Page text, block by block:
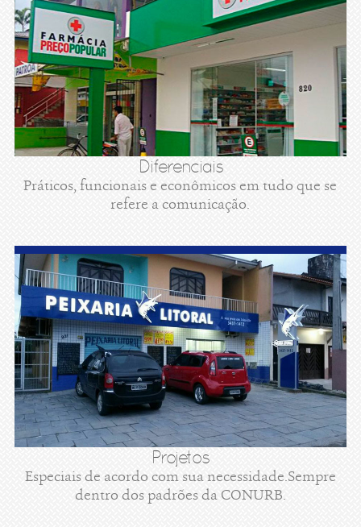
Diferenciais
Práticos, funcionais e econômicos em tudo que se
refere a comunicação.
Projetos
Especiais de acordo com sua necessidade.Sempre
dentro dos padrões da CONURB.